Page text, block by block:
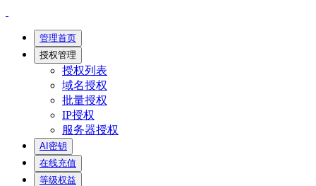
管理首页
授权管理
授权列表
域名授权
批量授权
IP授权
服务器授权
AI密钥
在线充值
等级权益